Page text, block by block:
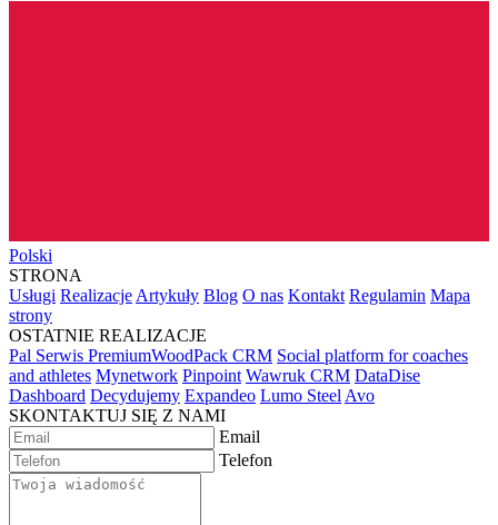
Polski
STRONA
Usługi Realizacje Artykuły Blog O nas Kontakt Regulamin Mapa
strony
OSTATNIE REALIZACJE
Pal Serwis PremiumWoodPack CRM Social platform for coaches
and athletes Mynetwork Pinpoint Wawruk CRM DataDise
Dashboard Decydujemy Expandeo Lumo Steel Avo
SKONTAKTUJ SIĘ Z NAMI
Email
Telefon